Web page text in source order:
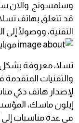
وسامسونج. والان
قد تتعلق بهاتف
التقنية، ووصولًا
تسلا، معروفة بشكل
والتقنيات
لإصدار هاتف ذكي
إيلون ماسك،
في عدة مناسبات إلى